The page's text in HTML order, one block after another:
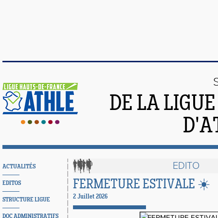
DE LA
ACTUALITÉS
EDITOS
STRUCTURE LIGUE
DOC ADMINISTRATIFS
EDITO
FERMETURE ESTIVALE ☀️
2 Juillet 2026